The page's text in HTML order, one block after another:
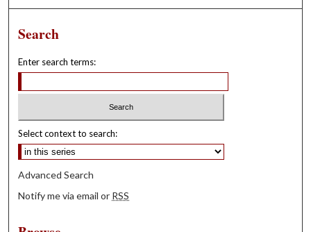
Search
Enter search terms:
Select context to search:
Advanced Search
Notify me via email or RSS